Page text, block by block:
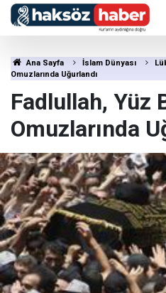
Ana Sayfa İslam Dünyası
Omuzlarında Uğurlandı
Fadlullah, Yüz
Omuzlarında